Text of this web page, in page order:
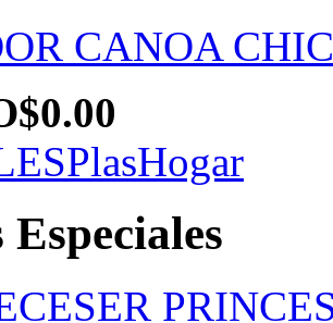
CANOA
$0.00
PlasHogar